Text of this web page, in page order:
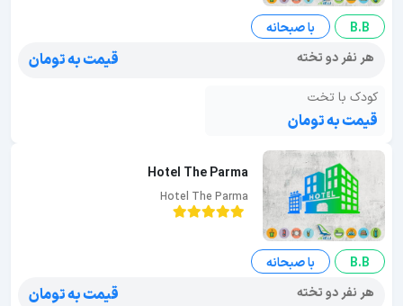
B.B
با صبحانه
هر نفر دو تخته
قیمت به تومان
کودک با تخت
قیمت به تومان
Hotel The Parma
Hotel The Parma
B.B
با صبحانه
هر نفر دو تخته
قیمت به تومان